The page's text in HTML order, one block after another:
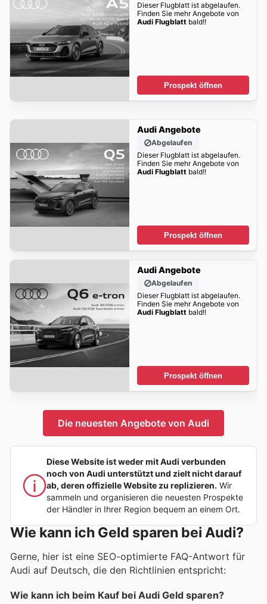
Dieser Flugblatt ist abgelaufen.
Finden Sie mehr Angebote von
Audi Flugblattbald!!
Prospekt öffnen
Audi Angebote
Abgelaufen
Dieser Flugblatt ist abgelaufen.
Finden Sie mehr Angebote von
Audi Flugblattbald!!
Prospekt öffnen
Audi Angebote
Abgelaufen
Dieser Flugblatt ist abgelaufen.
Finden Sie mehr Angebote von
Audi Flugblattbald!!
Prospekt öffnen
Die neuesten Angebote von Audi
Diese Website ist weder mit Audi verbunden
noch von Audi unterstützt und zielt nicht darauf
ab, deren offizielle Website zu replizieren. Wir
sammeln und organisieren die neuesten Prospekte
der Händler in Ihrer Region bequem an einem Ort.
Wie kann ich Geld sparen bei Audi?
Gerne, hier ist eine SEO-optimierte FAQ-Antwort für
Audi auf Deutsch, die den Richtlinien entspricht:
Wie kann ich beim Kauf bei Audi Geld sparen?